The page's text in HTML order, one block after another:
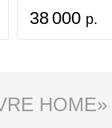
38 000 р.
HOME»